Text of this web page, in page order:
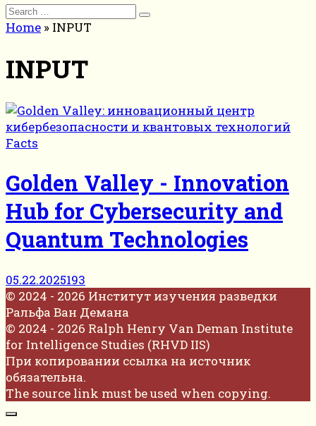
Search
for:
Home » INPUT
INPUT
Facts
Golden Valley - Innovation
Hub for Cybersecurity and
Quantum Technologies
05.22.2025193
© 2024 - 2026 Институт изучения разведки
Ральфа Ван Демана
© 2024 - 2026 Ralph Henry Van Deman Institute
for Intelligence Studies (RHVD IIS)
При копировании ссылка на источник
обязательна.
The source link must be used when copying.